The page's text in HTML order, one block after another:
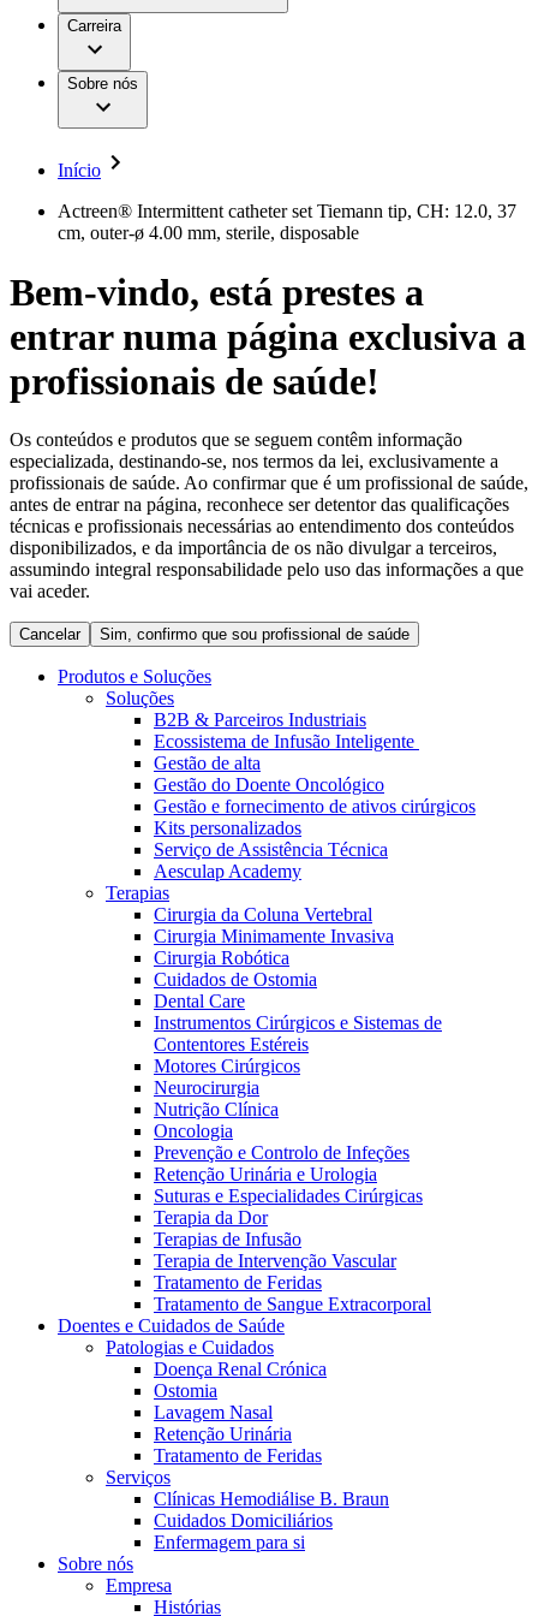
Aesculap Academy
Contentores Estéreis
Motores Cirúrgicos
Nutrição Clínica
Oncologia
Prevenção e Controlo de Infeções
Retenção Urinária e Urologia
Suturas e Especialidades Cirúrgicas
Terapia da Dor
Terapia de Intervenção Vascular
Tratamento de Feridas
Tratamento de Sangue Extracorporal
Soluções
Terapias
Catálogo de Produtos
Encontre o produto que procura. Visite o catálogo de produtos
da B. Braun com o nosso portfólio completo.
Patologias e Cuidados
Serviços
Cuidados Domiciliários
Coordenamos os seus cuidados médicos quando recebe alta
do hospital. Para mais informações, visite a nossa página de
cuidados domiciliários.
Trabalhar na B. Braun
Oportunidades de emprego
A nossa cultura
Vagas disponíveis
Descubra as tuas oportunidades de carreira na B. Braun.
Pesquise no nosso mercado de trabalho global por perfis de
trabalho interessantes.
Centro de Inovação
Responsabilidade
Acesso aos Cuidados de Saúde
Media
Comunicados de Imprensa
Contactos
Formulário de Contacto
Localizações
Responsabilidade
Media
Contactos
Centro de Inovação
Vamos impulsionar juntos a inovação na tecnologia médica.
Saiba mais sobre o nosso centro de inovação e apresente a sua
Contactos
Em diálogo com a B. Braun. Entre em contacto connosco
Carreira
Sobre nós
Início
Actreen® Intermittent catheter set Tiemann tip, CH: 12.0, 37
cm, outer-ø 4.00 mm, sterile, disposable
Bem-vindo, está prestes a
entrar numa página exclusiva a
profissionais de saúde!
Os conteúdos e produtos que se seguem contêm informação
especializada, destinando-se, nos termos da lei, exclusivamente a
profissionais de saúde. Ao confirmar que é um profissional de saúde,
antes de entrar na página, reconhece ser detentor das qualificações
técnicas e profissionais necessárias ao entendimento dos conteúdos
disponibilizados, e da importância de os não divulgar a terceiros,
assumindo integral responsabilidade pelo uso das informações a que
vai aceder.
Cancelar Sim, confirmo que sou profissional de saúde
Produtos e Soluções
Soluções
B2B & Parceiros Industriais
Ecossistema de Infusão Inteligente
Gestão de alta
Gestão do Doente Oncológico
Gestão e fornecimento de ativos cirúrgicos
Kits personalizados
Serviço de Assistência Técnica
Aesculap Academy
Terapias
Cirurgia da Coluna Vertebral
Cirurgia Minimamente Invasiva
Cirurgia Robótica
Cuidados de Ostomia
Dental Care
Instrumentos Cirúrgicos e Sistemas de
Contentores Estéreis
Motores Cirúrgicos
Neurocirurgia
Nutrição Clínica
Oncologia
Prevenção e Controlo de Infeções
Retenção Urinária e Urologia
Suturas e Especialidades Cirúrgicas
Terapia da Dor
Terapias de Infusão
Terapia de Intervenção Vascular
Tratamento de Feridas
Tratamento de Sangue Extracorporal
Doentes e Cuidados de Saúde
Patologias e Cuidados
Doença Renal Crónica
Ostomia
Lavagem Nasal
Retenção Urinária
Tratamento de Feridas
Serviços
Clínicas Hemodiálise B. Braun
Cuidados Domiciliários
Enfermagem para si
Sobre nós
Empresa
Histórias